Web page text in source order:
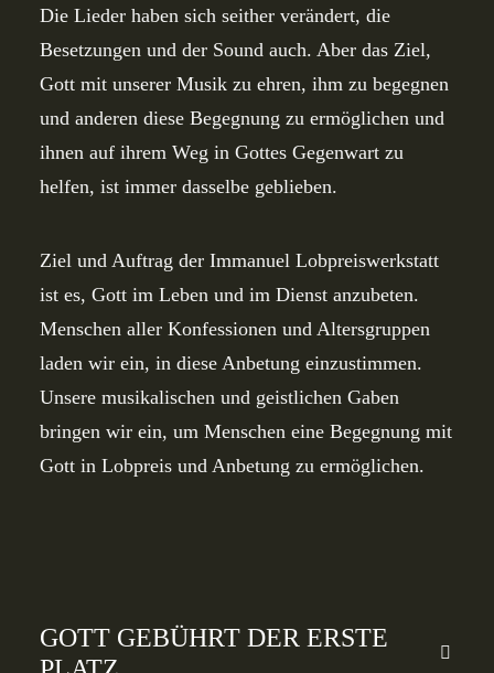
Die Lieder haben sich seither verändert, die
Besetzungen und der Sound auch. Aber das Ziel,
Gott mit unserer Musik zu ehren, ihm zu begegnen
und anderen diese Begegnung zu ermöglichen und
ihnen auf ihrem Weg in Gottes Gegenwart zu
helfen, ist immer dasselbe geblieben.
Ziel und Auftrag der Immanuel Lobpreiswerkstatt
ist es, Gott im Leben und im Dienst anzubeten.
Menschen aller Konfessionen und Altersgruppen
laden wir ein, in diese Anbetung einzustimmen.
Unsere musikalischen und geistlichen Gaben
bringen wir ein, um Menschen eine Begegnung mit
Gott in Lobpreis und Anbetung zu ermöglichen.
GOTT GEBÜHRT DER ERSTE